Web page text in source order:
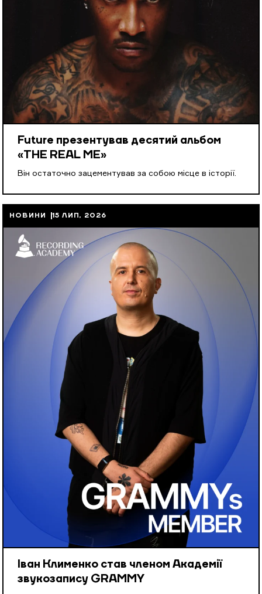
Future презентував десятий альбом
«THE REAL ME»
Він остаточно зацементував за собою місце в історії.
НОВИНИ 15 ЛИП, 2026
Іван Клименко став членом Академії
звукозапису GRAMMY